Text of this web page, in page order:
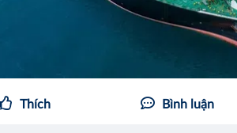
Thích Bình luận